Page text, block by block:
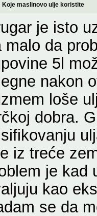
Koje maslinovo ulje koristite
je isto
malo da
5l
nakon
loše
dobra.
iz treće
je kad
kao
se da